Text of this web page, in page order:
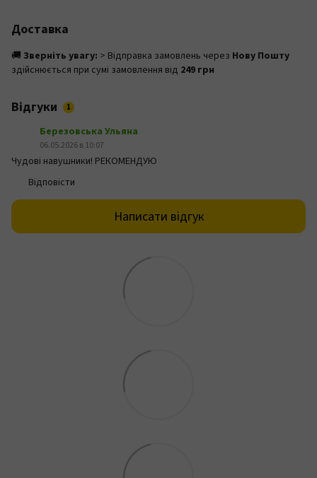
Доставка
🚚 Зверніть увагу: > Відправка замовлень через Нову Пошту
здійснюється при сумі замовлення від 249 грн
Відгуки 1
Березовська Ульяна
06.05.2026 в 10:07
Чудові навушники! РЕКОМЕНДУЮ
Відповісти
Написати відгук